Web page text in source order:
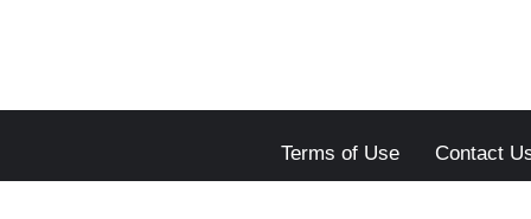
Terms of Use Contact